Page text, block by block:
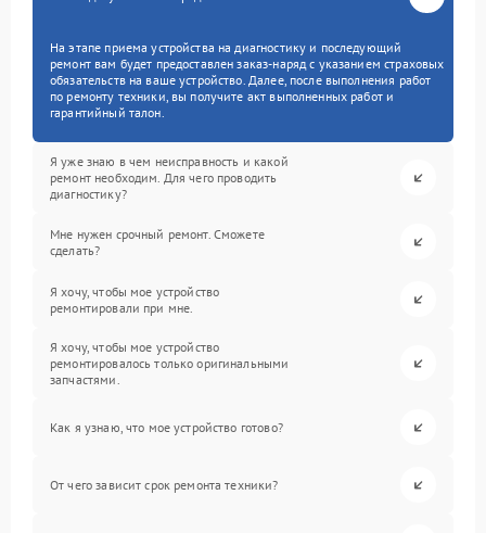
На этапе приема устройства на диагностику и последующий
ремонт вам будет предоставлен заказ-наряд с указанием страховых
обязательств на ваше устройство. Далее, после выполнения работ
по ремонту техники, вы получите акт выполненных работ и
гарантийный талон.
Я уже знаю в чем неисправность и какой
ремонт необходим. Для чего проводить
диагностику?
Мне нужен срочный ремонт. Сможете
сделать?
Я хочу, чтобы мое устройство
ремонтировали при мне.
Я хочу, чтобы мое устройство
ремонтировалось только оригинальными
запчастями.
Как я узнаю, что мое устройство готово?
От чего зависит срок ремонта техники?